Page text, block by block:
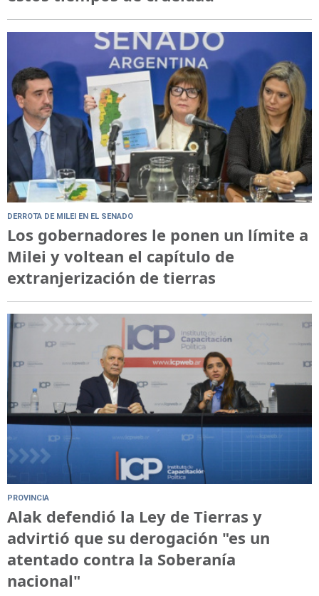
DERROTA DE MILEI EN EL SENADO
Los gobernadores le ponen un límite a
Milei y voltean el capítulo de
extranjerización de tierras
PROVINCIA
Alak defendió la Ley de Tierras y
advirtió que su derogación "es un
atentado contra la Soberanía
nacional"